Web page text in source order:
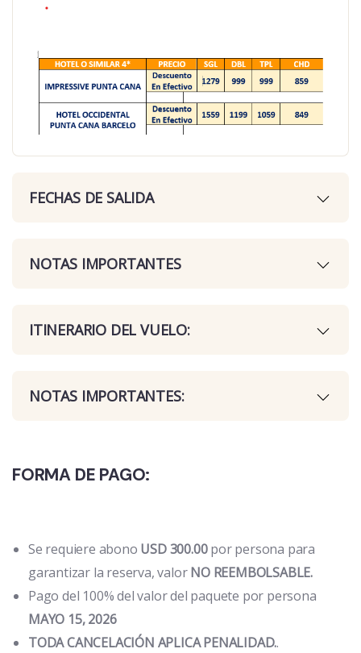
FECHAS DE SALIDA
NOTAS IMPORTANTES
ITINERARIO DEL VUELO:
NOTAS IMPORTANTES:
FORMA DE PAGO:
Se requiere abono USD 300.00por persona para
garantizar la reserva, valorNO REEMBOLSABLE.
Pago del 100% del valor del paquete por persona
MAYO 15, 2026
TODA CANCELACIÓN APLICA PENALIDAD..